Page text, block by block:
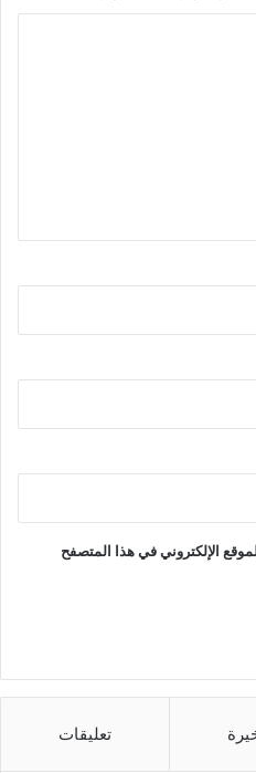
الإلكتروني في هذا المتصفح
تعليقات